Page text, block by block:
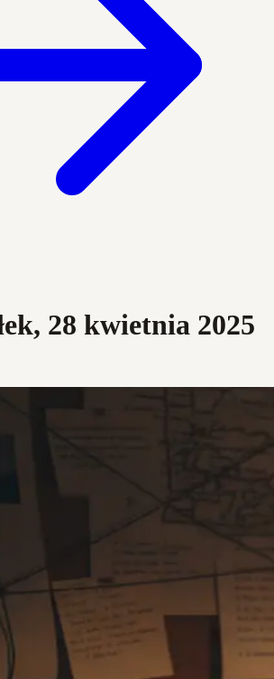
28 kwietnia 2025